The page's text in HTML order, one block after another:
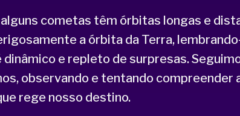
alguns cometas têm órbitas longas e
a órbita da Terra,
dinâmico e repleto de surpresas.
observando e tentando compreender
rege nosso destino.